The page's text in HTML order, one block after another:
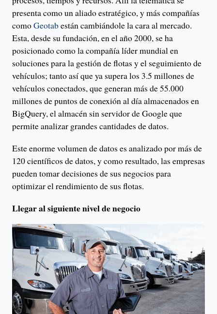
presenta como un aliado estratégico, y más compañías
comoGeotabestán cambiándole la cara al mercado.
Esta, desde su fundación, en el año 2000, se ha
posicionado como la compañía líder mundial en
soluciones para la gestión de flotas y el seguimiento de
vehículos; tanto así que ya supera los 3.5 millones de
vehículos conectados, que generan más de 55.000
millones de puntos de conexión al día almacenados en
BigQuery, el almacén sin servidor de Google que
permite analizar grandes cantidades de datos.
Este enorme volumen de datos es analizado por más de
120 científicos de datos, y como resultado, las empresas
pueden tomar decisiones de sus negocios para
optimizar el rendimiento de sus flotas.
Llegar al siguiente nivel de negocio